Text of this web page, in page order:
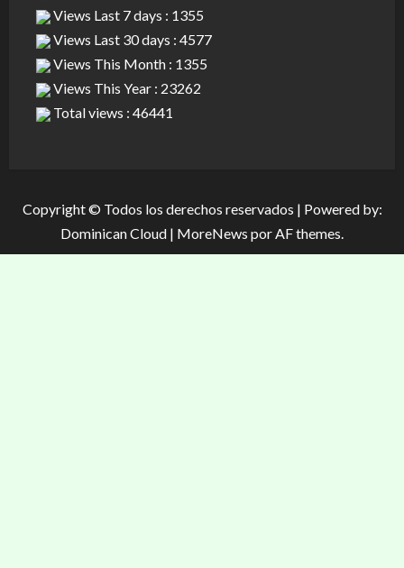
Views Last 7 days : 1355
Views Last 30 days : 4577
Views This Month : 1355
Views This Year : 23262
Total views : 46441
Copyright © Todos los derechos reservados | Powered by:
Dominican Cloud | MoreNews por AF themes.